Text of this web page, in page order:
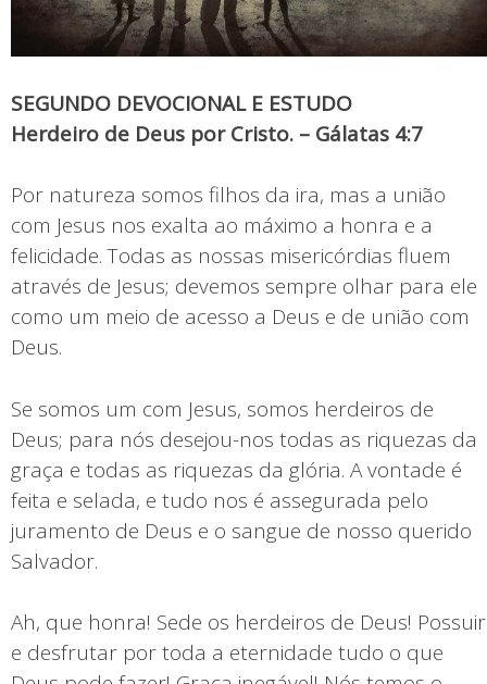
SEGUNDO DEVOCIONAL E ESTUDO
Herdeiro de Deus por Cristo. – Gálatas 4:7
Por natureza somos filhos da ira, mas a união
com Jesus nos exalta ao máximo a honra e a
felicidade. Todas as nossas misericórdias fluem
através de Jesus; devemos sempre olhar para ele
como um meio de acesso a Deus e de união com
Deus.
Se somos um com Jesus, somos herdeiros de
Deus; para nós desejou-nos todas as riquezas da
graça e todas as riquezas da glória. A vontade é
feita e selada, e tudo nos é assegurada pelo
juramento de Deus e o sangue de nosso querido
Salvador.
Ah, que honra! Sede os herdeiros de Deus! Possuir
e desfrutar por toda a eternidade tudo o que